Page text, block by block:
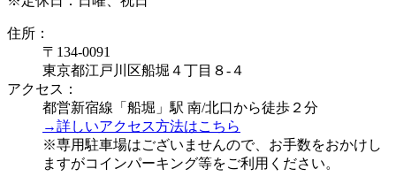
住所：
〒134-0091
東京都江戸川区船堀４丁目８-４
アクセス：
都営新宿線「船堀」駅 南/北口から徒歩２分
→詳しいアクセス方法はこちら
※専用駐車場はございませんので、お手数をおかけし
ますがコインパーキング等をご利用ください。